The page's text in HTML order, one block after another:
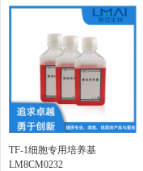
TF-1细胞专用培养基
LM8CM0232